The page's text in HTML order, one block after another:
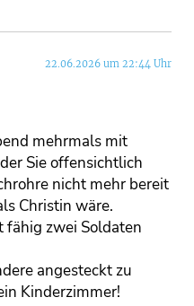
22.06.2026 um 22:44 Uhr
mehrmals mit
Sie offensichtlich
nicht mehr bereit
Christin wäre.
fähig zwei Soldaten
angesteckt zu
Kinderzimmer!